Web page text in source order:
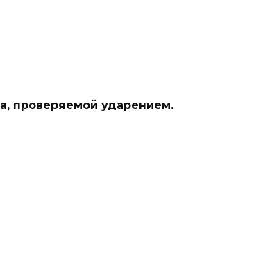
проверяемой ударением.